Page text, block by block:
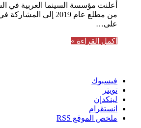
أعلنت مؤسسة السينما العربية في
من مطلع عام 2019 إلى
على…
أكمل القراءة »
فيسبوك
تويتر
لينكدإن
انستقرام
ملخص الموقع RSS